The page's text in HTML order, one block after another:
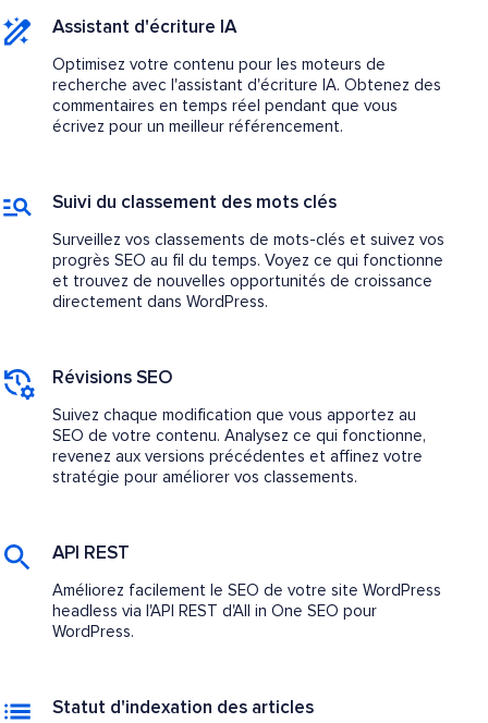
Assistant d'écriture IA
Optimisez votre contenu pour les moteurs de
recherche avec l'assistant d'écriture IA. Obtenez des
commentaires en temps réel pendant que vous
écrivez pour un meilleur référencement.
Suivi du classement des mots clés
Surveillez vos classements de mots-clés et suivez vos
progrès SEO au fil du temps. Voyez ce qui fonctionne
et trouvez de nouvelles opportunités de croissance
directement dans WordPress.
Révisions SEO
Suivez chaque modification que vous apportez au
SEO de votre contenu. Analysez ce qui fonctionne,
revenez aux versions précédentes et affinez votre
stratégie pour améliorer vos classements.
API REST
Améliorez facilement le SEO de votre site WordPress
headless via l'API REST d'All in One SEO pour
WordPress.
Statut d'indexation des articles